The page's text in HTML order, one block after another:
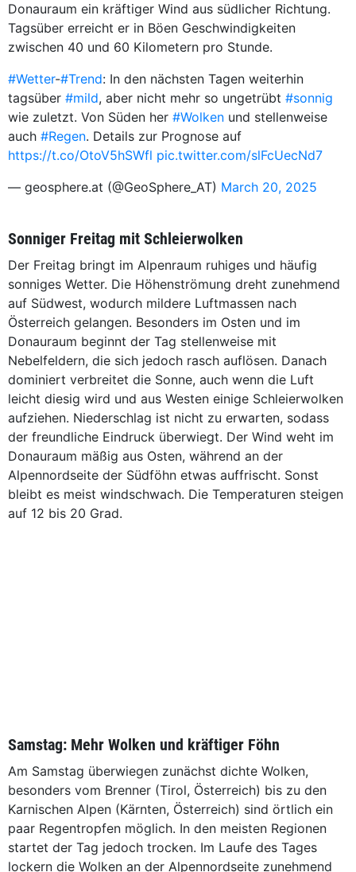
Donauraum ein kräftiger Wind aus südlicher Richtung.
Tagsüber erreicht er in Böen Geschwindigkeiten
zwischen 40 und 60 Kilometern pro Stunde.
#Wetter-#Trend: In den nächsten Tagen weiterhin
tagsüber #mild, aber nicht mehr so ungetrübt #sonnig
wie zuletzt. Von Süden her #Wolken und stellenweise
auch #Regen. Details zur Prognose auf
https://t.co/OtoV5hSWfl pic.twitter.com/slFcUecNd7
— geosphere.at (@GeoSphere_AT) March 20, 2025
Sonniger Freitag mit Schleierwolken
Der Freitag bringt im Alpenraum ruhiges und häufig
sonniges Wetter. Die Höhenströmung dreht zunehmend
auf Südwest, wodurch mildere Luftmassen nach
Österreich gelangen. Besonders im Osten und im
Donauraum beginnt der Tag stellenweise mit
Nebelfeldern, die sich jedoch rasch auflösen. Danach
dominiert verbreitet die Sonne, auch wenn die Luft
leicht diesig wird und aus Westen einige Schleierwolken
aufziehen. Niederschlag ist nicht zu erwarten, sodass
der freundliche Eindruck überwiegt. Der Wind weht im
Donauraum mäßig aus Osten, während an der
Alpennordseite der Südföhn etwas auffrischt. Sonst
bleibt es meist windschwach. Die Temperaturen steigen
auf 12 bis 20 Grad.
Samstag: Mehr Wolken und kräftiger Föhn
Am Samstag überwiegen zunächst dichte Wolken,
besonders vom Brenner (Tirol, Österreich) bis zu den
Karnischen Alpen (Kärnten, Österreich) sind örtlich ein
paar Regentropfen möglich. In den meisten Regionen
startet der Tag jedoch trocken. Im Laufe des Tages
lockern die Wolken an der Alpennordseite zunehmend